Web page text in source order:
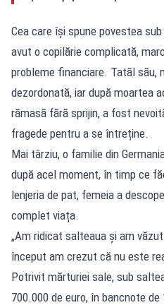
Cea care își spune povestea
avut o copilărie complicată,
probleme financiare. Tatăl său,
dezordonată, iar după moartea
rămasă fără sprijin, a fost
fragede pentru a se întreține.
Mai târziu, o familie din
după acel moment, în timp ce
lenjeria de pat, femeia a
complet viața.
„Am ridicat salteaua și am
început am crezut că nu este
Potrivit mărturiei sale, sub
700.000 de euro, în bancnote de